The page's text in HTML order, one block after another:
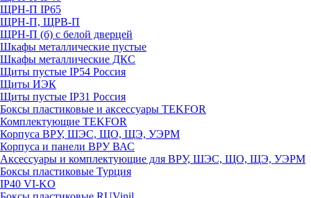
ЩРН-П IP65
ЩРН-П, ЩРВ-П
ЩРН-П (б) с белой дверцей
Шкафы металлические пустые
Шкафы металлические ДКС
Щиты пустые IP54 Россия
Щиты ИЭК
Щиты пустые IP31 Россия
Боксы пластиковые и аксессуары TEKFOR
Комплектующие TEKFOR
Корпуса ВРУ, ШЭС, ЩО, ЩЭ, УЭРМ
Корпуса и панели ВРУ ВАС
Аксессуары и комплектующие для ВРУ, ШЭС, ЩО, ЩЭ, УЭРМ
Боксы пластиковые Турция
IP40 VI-KO